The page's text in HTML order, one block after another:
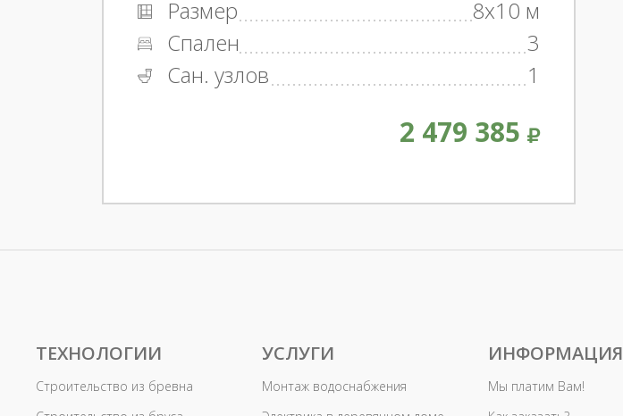
Размер
8x10 м
Спален
3
Сан. узлов
1
2 479 385
ТЕХНОЛОГИИ
Строительство из бревна
УСЛУГИ
Монтаж водоснабжения
ИНФОРМАЦИЯ
Мы платим Вам!